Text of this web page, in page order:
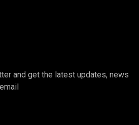
and get the latest updates, news